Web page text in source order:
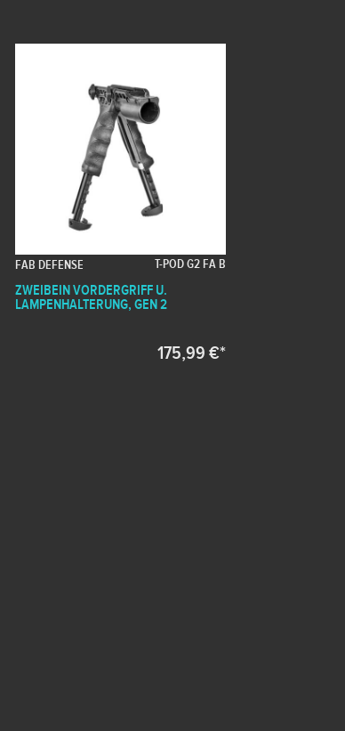
FAB DEFENSE T-POD G2 FA B
ZWEIBEIN VORDERGRIFF U.
LAMPENHALTERUNG, GEN 2
175,99 €*